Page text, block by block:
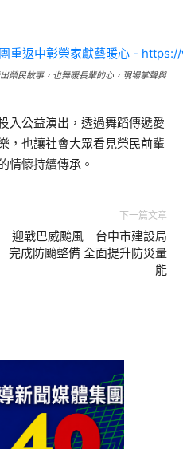
榮民故事，也舞暖長輩的心，現場掌聲與
入公益演出，透過舞蹈傳遞愛
，也讓社會大眾看見榮民前輩
情懷持續傳承。
下一篇文章
迎戰巴威颱風 台中市建設局
完成防颱整備 全面提升防災量
能